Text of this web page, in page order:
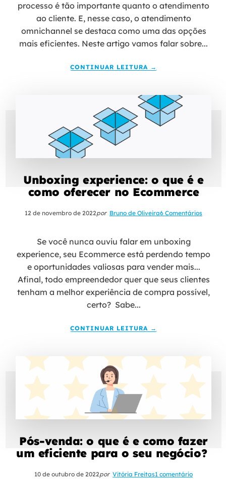
processo é tão importante quanto o atendimento
ao cliente. E, nesse caso, o atendimento
omnichannel se destaca como uma das opções
mais eficientes. Neste artigo vamos falar sobre...
CONTINUAR LEITURA →
Unboxing experience: o que é e
como oferecer no Ecommerce
12 de novembro de 2022por Bruno de Oliveira6 Comentários
Se você nunca ouviu falar em unboxing
experience, seu Ecommerce está perdendo tempo
e oportunidades valiosas para vender mais...
Afinal, todo empreendedor quer que seus clientes
tenham a melhor experiência de compra possível,
certo? Sabe...
CONTINUAR LEITURA →
Pós-venda: o que é e como fazer
um eficiente para o seu negócio?
10 de outubro de 2022por Vitória Freitas1 comentário